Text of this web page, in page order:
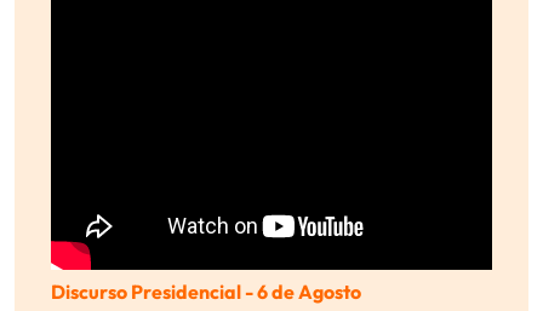
Discurso Presidencial - 6 de Agosto